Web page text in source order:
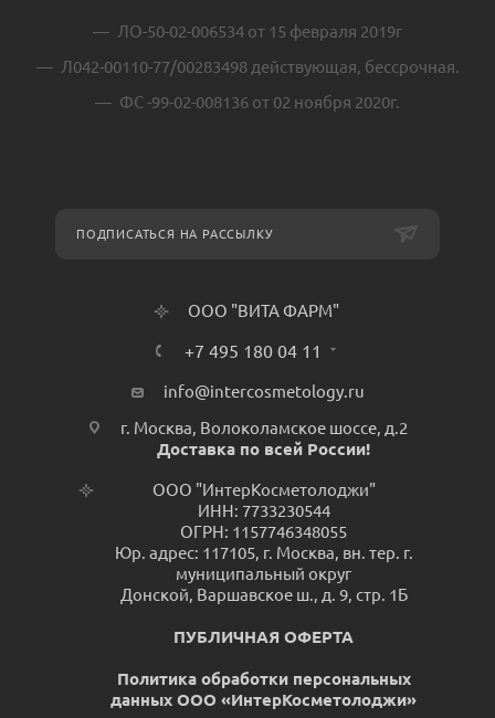
ЛО-50-02-006534 от 15 февраля 2019г
Л042-00110-77/00283498 действующая, бессрочная.
ФС -99-02-008136 от 02 ноября 2020г.
ПОДПИСАТЬСЯ НА РАССЫЛКУ
ООО "ВИТА ФАРМ"
+7 495 180 04 11
info@intercosmetology.ru
г. Москва, Волоколамское шоссе, д.2
Доставка по всей России!
ООО "ИнтерКосметолоджи"
ИНН: 7733230544
ОГРН: 1157746348055
Юр. адрес: 117105, г. Москва, вн. тер. г.
муниципальный округ
Донской, Варшавское ш., д. 9, стр. 1Б
ПУБЛИЧНАЯ ОФЕРТА
Политика обработки персональных
данных ООО «ИнтерКосметолоджи»